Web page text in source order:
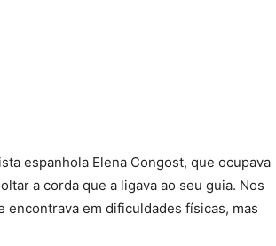
espanhola Elena Congost, que ocupava
a corda que a ligava ao seu guia. Nos
em dificuldades físicas, mas